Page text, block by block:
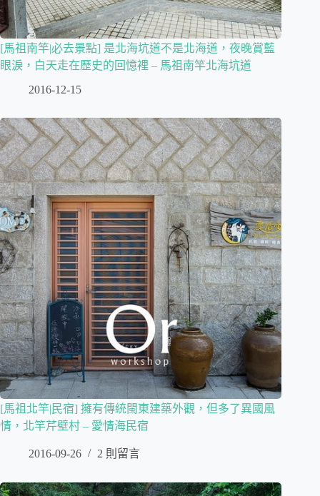
[馬祖南竿|必去景點] 是北海坑道不是北海道，夜晚賞藍
眼淚，白天走在歷史的回憶裡 – 馬祖南竿北海坑道
2016-12-15
[馬祖北竿|民宿] 擁有傳統閩東建築外觀，但多了異國風
情，北竿芹壁村 – 愛情海民宿
2016-09-26 2 則留言